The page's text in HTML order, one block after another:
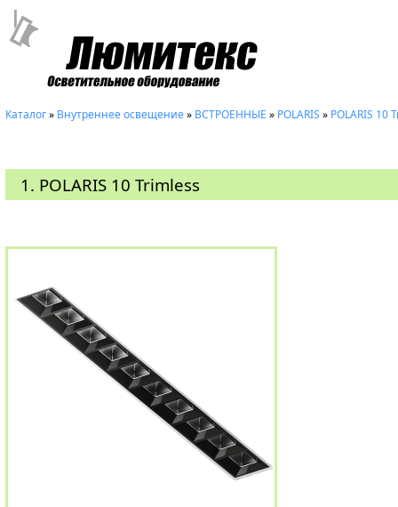
Каталог» Внутреннее освещение» ВСТРОЕННЫЕ » POLARIS » POLARIS 10
1. POLARIS 10 Trimless